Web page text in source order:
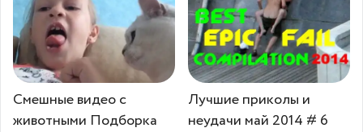
Смешные видео с
животными Подборка
Лучшие приколы и
неудачи май 2014 # 6